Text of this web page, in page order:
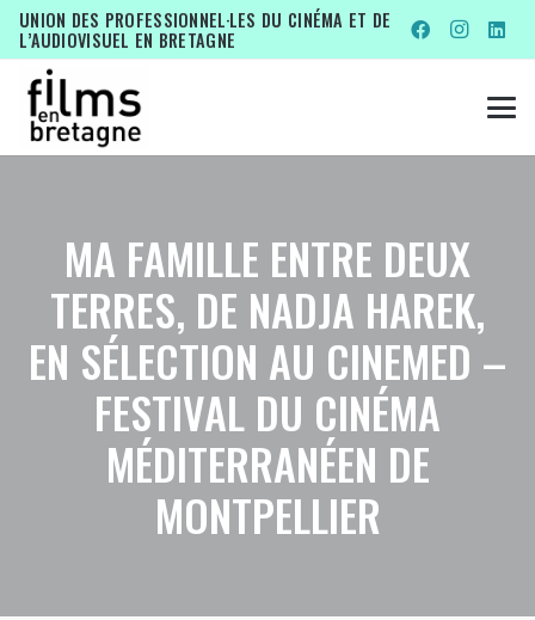
UNION DES PROFESSIONNEL·LES DU CINÉMA ET DE
L’AUDIOVISUEL EN BRETAGNE
MA FAMILLE ENTRE DEUX
TERRES, DE NADJA HAREK,
EN SÉLECTION AU CINEMED –
FESTIVAL DU CINÉMA
MÉDITERRANÉEN DE
MONTPELLIER